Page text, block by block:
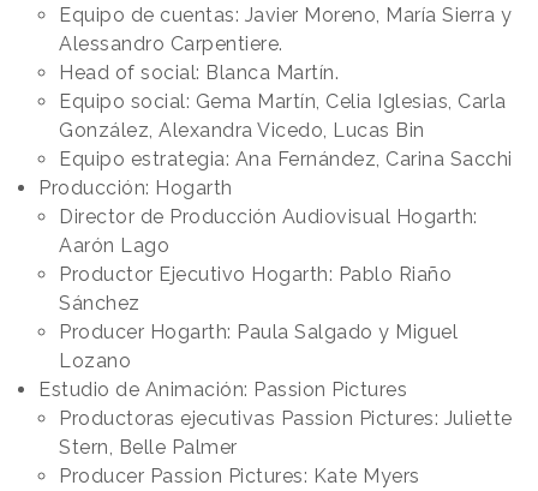
Equipo de cuentas: Javier Moreno, María Sierra y
Alessandro Carpentiere.
Head of social: Blanca Martín.
Equipo social: Gema Martín, Celia Iglesias, Carla
González, Alexandra Vicedo, Lucas Bin
Equipo estrategia: Ana Fernández, Carina Sacchi
Producción: Hogarth
Director de Producción Audiovisual Hogarth:
Aarón Lago
Productor Ejecutivo Hogarth: Pablo Riaño
Sánchez
Producer Hogarth: Paula Salgado y Miguel
Lozano
Estudio de Animación: Passion Pictures
Productoras ejecutivas Passion Pictures: Juliette
Stern, Belle Palmer
Producer Passion Pictures: Kate Myers